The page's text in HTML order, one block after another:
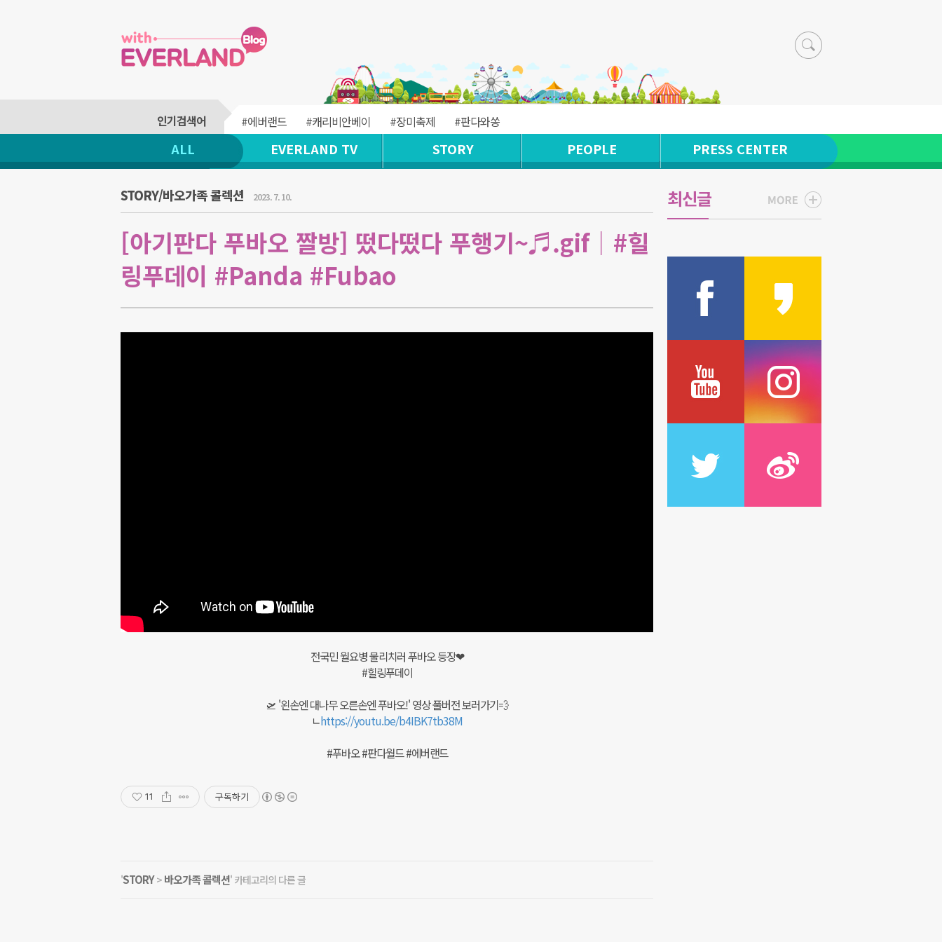
#에버랜드 #캐리비안베이 #장미축제 #판다와쏭
ALL EVERLAND TV STORY PEOPLE PRESS CENTER
STORY/바오가족 콜렉션 2023. 7. 10.
[아기판다 푸바오 짤방] 떴다떴다 푸행기~♬.gif│#힐
링푸데이 #Panda #Fubao
전국민 월요병 물리치러 푸바오 등장❤
#힐링푸데이
🛫 '왼손엔 대나무 오른손엔 푸바오!' 영상 풀버전 보러가기💨
ㄴhttps://youtu.be/b4IBK7tb38M
#푸바오 #판다월드 #에버랜드
11 구독하기
'STORY> 바오가족 콜렉션' 카테고리의 다른 글
최신글